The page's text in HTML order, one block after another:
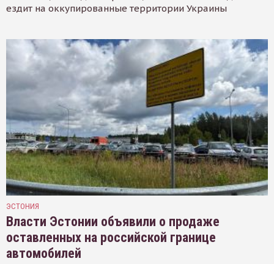
ездит на оккупированные территории Украины
ЭСТОНИЯ
Власти Эстонии объявили о продаже
оставленных на российской границе
автомобилей